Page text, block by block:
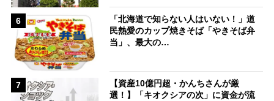
6
「北海道で知らない人はいない！」道
民熱愛のカップ焼きそば「やきそば弁
当」、最大の…
7
【資産10億円超・かんちさんが厳
選！】「キオクシアの次」に資金が流